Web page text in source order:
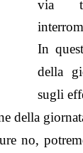
via
In
della
sugli
della
no,